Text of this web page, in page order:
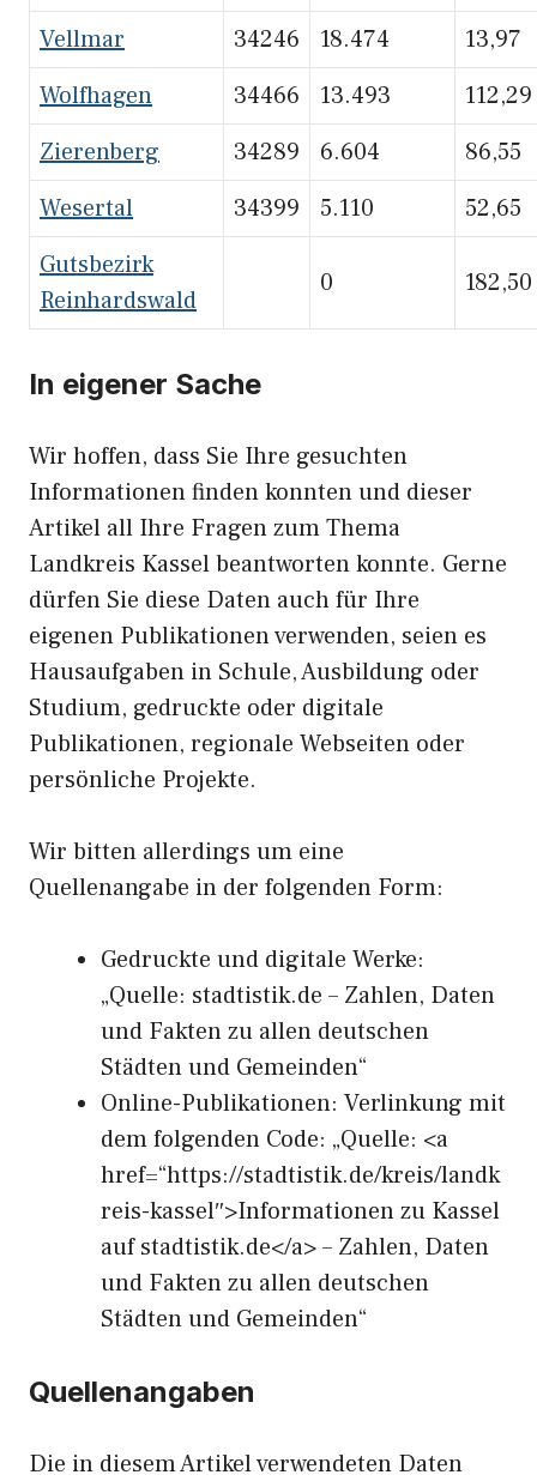
Vellmar
34246 18.474
13,97
Wolfhagen
34466 13.493
112,29
Zierenberg
34289 6.604
86,55
Wesertal
34399 5.110
52,65
Gutsbezirk
Reinhardswald
0 182,50
In eigener Sache
Wir hoffen, dass Sie Ihre gesuchten
Informationen finden konnten und dieser
Artikel all Ihre Fragen zum Thema
Landkreis Kassel beantworten konnte. Gerne
dürfen Sie diese Daten auch für Ihre
eigenen Publikationen verwenden, seien es
Hausaufgaben in Schule, Ausbildung oder
Studium, gedruckte oder digitale
Publikationen, regionale Webseiten oder
persönliche Projekte.
Wir bitten allerdings um eine
Quellenangabe in der folgenden Form:
Gedruckte und digitale Werke:
„Quelle: stadtistik.de – Zahlen, Daten
und Fakten zu allen deutschen
Städten und Gemeinden“
Online-Publikationen: Verlinkung mit
dem folgenden Code: „Quelle: <a
href=“https://stadtistik.de/kreis/landk
reis-kassel″>Informationen zu Kassel
auf stadtistik.de</a> – Zahlen, Daten
und Fakten zu allen deutschen
Städten und Gemeinden“
Quellenangaben
Die in diesem Artikel verwendeten Daten